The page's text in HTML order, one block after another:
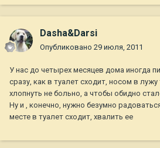
Dasha&Darsi
Опубликовано 29 июля, 2011
У нас до четырех месяцев дома иногда
сразу, как в туалет сходит, носом в
хлопнуть не больно, а чтобы обидно
Ну и , конечно, нужно безумно
месте в туалет сходит, хвалить ее